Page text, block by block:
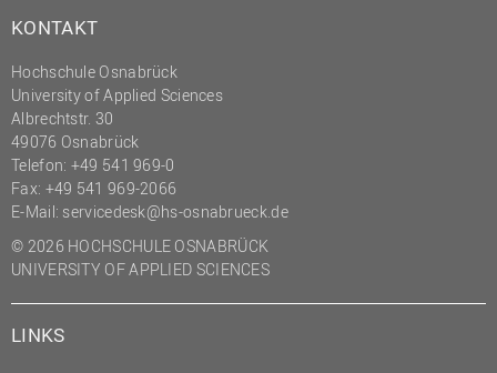
KONTAKT
Hochschule Osnabrück
University of Applied Sciences
Albrechtstr. 30
49076 Osnabrück
Telefon: +49 541 969-0
Fax: +49 541 969-2066
E-Mail: servicedesk@hs-osnabrueck.de
© 2026 HOCHSCHULE OSNABRÜCK
UNIVERSITY OF APPLIED SCIENCES
LINKS